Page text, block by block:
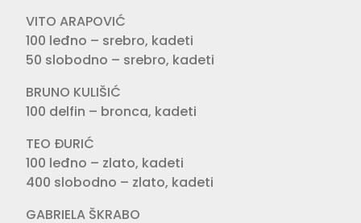
VITO ARAPOVIĆ
100 leđno – srebro, kadeti
50 slobodno – srebro, kadeti
BRUNO KULIŠIĆ
100 delfin – bronca, kadeti
TEO ĐURIĆ
100 leđno – zlato, kadeti
400 slobodno – zlato, kadeti
GABRIELA ŠKRABO